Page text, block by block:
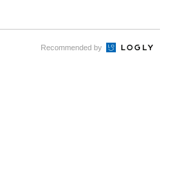
Recommended by